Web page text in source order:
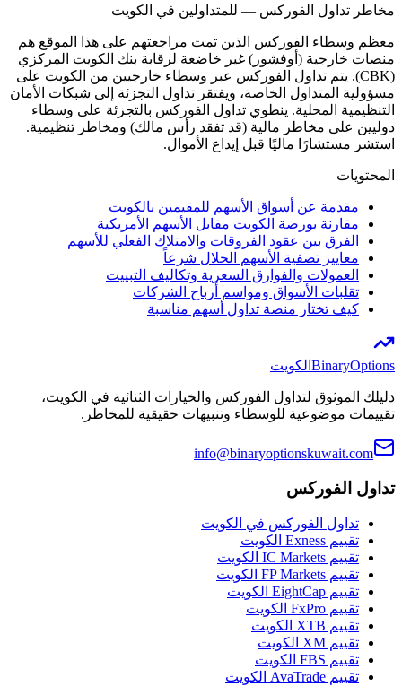
مخاطر تداول الفوركس — للمتداولين في الكويت
معظم وسطاء الفوركس الذين تمت مراجعتهم على هذا الموقع هم
منصات خارجية (أوفشور) غير خاضعة لرقابة بنك الكويت المركزي
(CBK). يتم تداول الفوركس عبر وسطاء خارجيين من الكويت على
مسؤولية المتداول الخاصة، ويفتقر تداول التجزئة إلى شبكات الأمان
التنظيمية المحلية. ينطوي تداول الفوركس بالتجزئة على وسطاء
دوليين على مخاطر مالية (قد تفقد رأس مالك) ومخاطر تنظيمية.
استشر مستشارًا ماليًا قبل إيداع الأموال.
المحتويات
مقدمة عن أسواق الأسهم للمقيمين بالكويت
مقارنة بورصة الكويت مقابل الأسهم الأمريكية
الفرق بين عقود الفروقات والامتلاك الفعلي للأسهم
معايير تصفية الأسهم الحلال شرعاً
العمولات والفوارق السعرية وتكاليف التبييت
تقلبات الأسواق ومواسم أرباح الشركات
كيف تختار منصة تداول أسهم مناسبة
BinaryOptions الكويت
دليلك الموثوق لتداول الفوركس والخيارات الثنائية في الكويت،
تقييمات موضوعية للوسطاء وتنبيهات حقيقية للمخاطر.
info@binaryoptionskuwait.com
تداول الفوركس
تداول الفوركس في الكويت
تقييم Exness الكويت
تقييم IC Markets الكويت
تقييم FP Markets الكويت
تقييم EightCap الكويت
تقييم FxPro الكويت
تقييم XTB الكويت
تقييم XM الكويت
تقييم FBS الكويت
تقييم AvaTrade الكويت